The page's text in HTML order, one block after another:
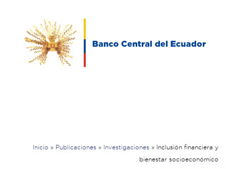
Inicio » Publicaciones » Investigaciones » Inclusión financiera y
bienestar socioeconómico